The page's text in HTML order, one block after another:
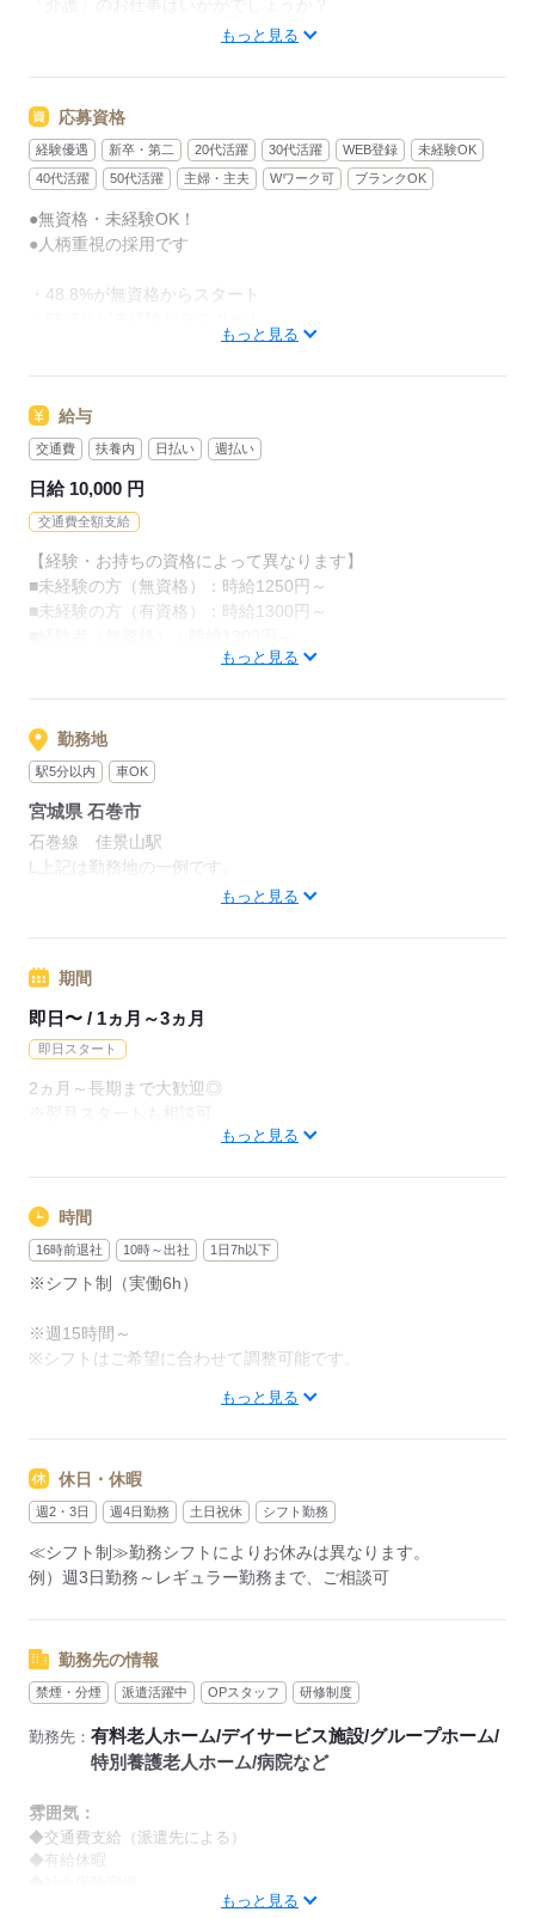
経験や資格がまったくいらない
“サポート”的なお仕事が増えてるんです。
たとえば、未経験・無資格の
新人さんにお任せするのは
リネン（シーツ・枕カバー・タオル類）
の補充・運搬 など
本当に誰でもできる
カンタンなお仕事ばかり。
お仕事に慣れてきたら、少しずつ
専門的なこともお任せしていきます。
（食事・入浴・お手洗いのサポートなど）
きちんと経験を積めば、
あなたもはじめてみませんか？
応募する
もっと見る
応募資格
経験優遇 新卒・第二 20代活躍 30代活躍 WEB登録
未経験OK
40代活躍
50代活躍 主婦・主夫 Wワーク可 ブランクOK
●無資格・未経験OK！
●人柄重視の採用です
・48.8%が無資格からスタート
資格がとれるまでは無資格・未経験でも
介護未経験の方を全力でバックアップします！
もちろん経験者の方や、
介護福祉士、ケアマネージャー、
介護職員初任者研修等の資格保有者の方も大歓迎！
応募する
もっと見る
給与
交通費 扶養内 日払い 週払い
日給 10,000 円
交通費全額支給
【経験・お持ちの資格によって異なります】
■未経験の方（無資格）：時給1250円～
■未経験の方（有資格）：時給1300円～
■経験者（有資格）：時給1400円～
※22時～翌5時の就労は深夜時給適用
※お給料は最短で週払いOK！（規定有）
※残業代は別途全額支給
【日収例】
日収10000円
【月給例】
時給1250円×8h×22日
※未経験の方（無資格）：時給1250円で算出した場合となりま
す。
【交通費備考】
もっと見る
勤務地
駅5分以内 車OK
宮城県 石巻市
石巻線 佳景山駅
L上記は勤務地の一例です。
【他勤務先例】入居施設、デイサービス、ショートステイ、ク
もっと見る
期間
即日〜 / 1ヵ月～3ヵ月
即日スタート
2ヵ月～長期まで大歓迎◎
※試用期間（初回2ヵ月契約）もっと見る
時間
16時前退社 10時～出社 1日7h以下
※シフト制（実働6h）
※週15時間～
※シフトはご希望に合わせて調整可能です。
09：00～18：00
【遅番】
【夜勤】
17：00～10：00
2～3ヵ月程度のならし日勤が必要です
その他、
●週3日・1日6h～
●日勤のみ
など、いろんなシフトのお仕事をご紹介できます！
登録の際に、あなたのご希望をお聞かせください。
勤務したシフトを申請後、最短で2日後に給与GETも可能！
もっと見る
休日・休暇
週2・3日 週4日勤務 土日祝休 シフト勤務
≪シフト制≫勤務シフトによりお休みは異なります。
例）週3日勤務～レギュラー勤務まで、ご相談可
勤務先の情報
禁煙・分煙 派遣活躍中 OPスタッフ 研修制度
勤務先： 有料老人ホーム/デイサービス施設/グループホーム/
特別養護老人ホーム/病院など
雰囲気：
◆交通費支給（派遣先による）
◆有給休暇
※喫煙環境に関しては就業場所ごとに異なります。
もっと見る